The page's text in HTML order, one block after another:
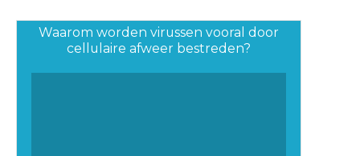
Waarom worden virussen vooral door
cellulaire afweer bestreden?